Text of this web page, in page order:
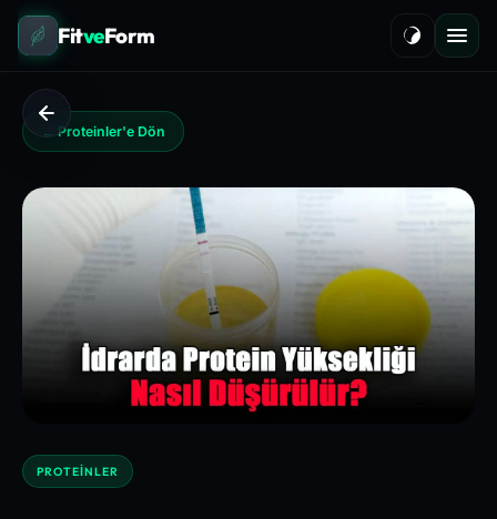
FitveForm
← Proteinler'e Dön
PROTEINLER